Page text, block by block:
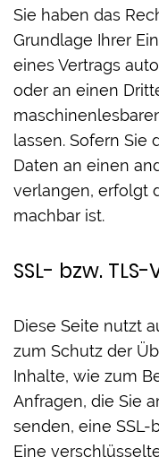
Sie haben das
Grundlage Ihrer
eines Vertrags
oder an einen
lassen. Sofern Sie
Daten an einen
verlangen, erfolgt
machbar ist.
SSL- bzw.
Diese Seite nutzt
zum Schutz der
Inhalte, wie zum
Anfragen, die Sie
senden, eine SSL-
Eine